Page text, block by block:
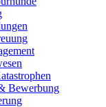
Bewerbung